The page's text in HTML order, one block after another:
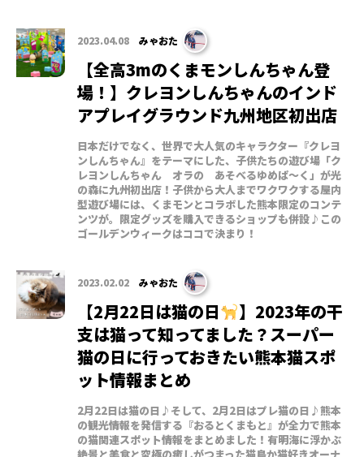
2023.04.08 みゃおた
【全高3mのくまモンしんちゃん登
場！】クレヨンしんちゃんのインド
アプレイグラウンド九州地区初出店
日本だけでなく、世界で大人気のキャラクター『クレヨ
ンしんちゃん』をテーマにした、子供たちの遊び場「ク
レヨンしんちゃん オラの あそべるゆめぱ～く」が光
の森に九州初出店！子供から大人までワクワクする屋内
型遊び場には、くまモンとコラボした熊本限定のコンテ
ンツが。限定グッズを購入できるショップも併設♪この
ゴールデンウィークはココで決まり！
2023.02.02 みゃおた
【2月22日は猫の日
】2023年の干
支は猫って知ってました？スーパー
猫の日に行っておきたい熊本猫スポ
ット情報まとめ
2月22日は猫の日♪そして、2月2日はプレ猫の日♪熊本
の観光情報を発信する『おるとくまもと』が全力で熊本
の猫関連スポット情報をまとめました！有明海に浮かぶ